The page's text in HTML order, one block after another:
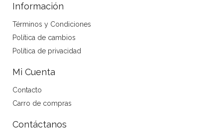
Información
Términos y Condiciones
Política de cambios
Política de privacidad
Mi Cuenta
Contacto
Carro de compras
Contáctanos